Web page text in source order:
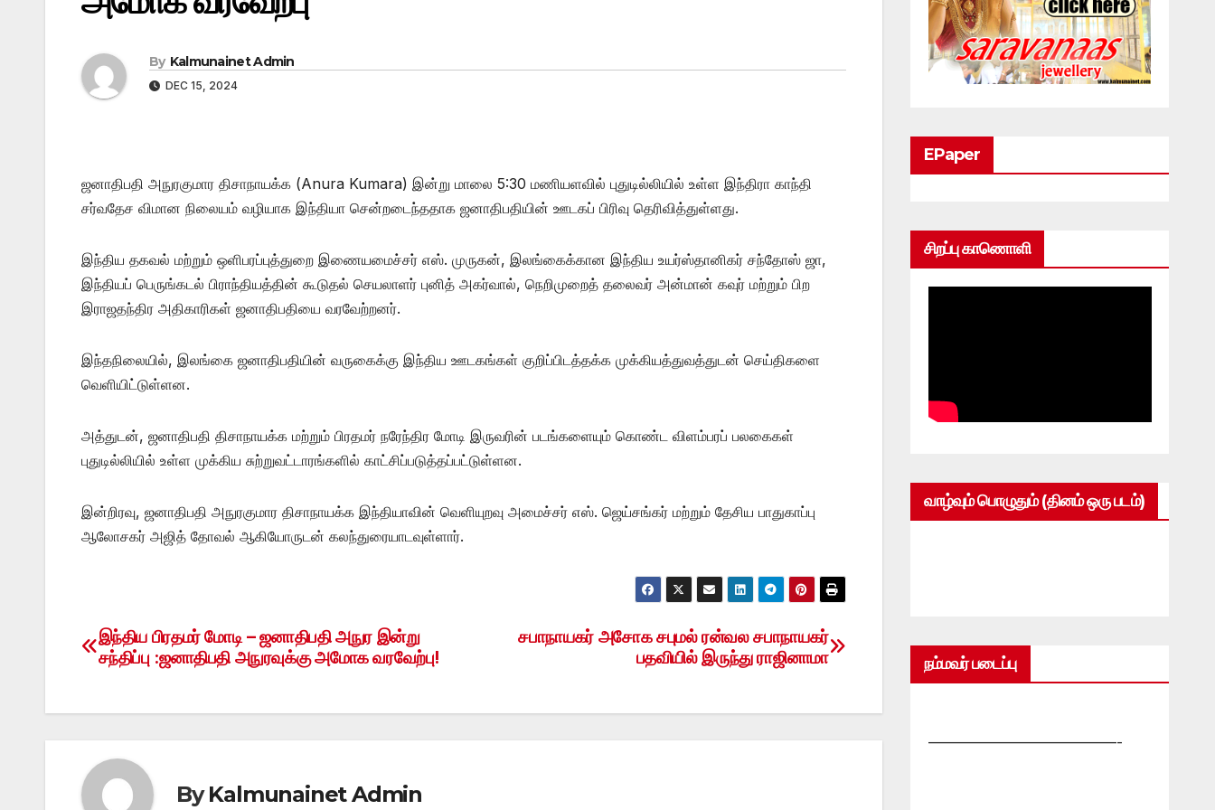
By Kalmunainet Admin
DEC 15, 2024
ஜனாதிபதி அநுரகுமார திசாநாயக்க (Anura Kumara) இன்று மாலை 5:30 மணியளவில் புதுடில்லியில் உள்ள இந்திரா காந்தி
சர்வதேச விமான நிலையம் வழியாக இந்தியா சென்றடைந்ததாக ஜனாதிபதியின் ஊடகப் பிரிவு தெரிவித்துள்ளது.
இந்திய தகவல் மற்றும் ஒளிபரப்புத்துறை இணையமைச்சர் எஸ். முருகன், இலங்கைக்கான இந்திய உயர்ஸ்தானிகர் சந்தோஸ் ஜா,
இந்தியப் பெருங்கடல் பிராந்தியத்தின் கூடுதல் செயலாளர் புனித் அகர்வால், நெறிமுறைத் தலைவர் அன்மான் கவுர் மற்றும் பிற
இராஜதந்திர அதிகாரிகள் ஜனாதிபதியை வரவேற்றனர்.
இந்தநிலையில், இலங்கை ஜனாதிபதியின் வருகைக்கு இந்திய ஊடகங்கள் குறிப்பிடத்தக்க முக்கியத்துவத்துடன் செய்திகளை
வெளியிட்டுள்ளன.
அத்துடன், ஜனாதிபதி திசாநாயக்க மற்றும் பிரதமர் நரேந்திர மோடி இருவரின் படங்களையும் கொண்ட விளம்பரப் பலகைகள்
புதுடில்லியில் உள்ள முக்கிய சுற்றுவட்டாரங்களில் காட்சிப்படுத்தப்பட்டுள்ளன.
இன்றிரவு, ஜனாதிபதி அநுரகுமார திசாநாயக்க இந்தியாவின் வெளியுறவு அமைச்சர் எஸ். ஜெய்சங்கர் மற்றும் தேசிய பாதுகாப்பு
ஆலோசகர் அஜித் தோவல் ஆகியோருடன் கலந்துரையாடவுள்ளார்.
Post
navigation
சபாநாயகர் அசோக சபுமல் ரன்வல சபாநாயகர்
பதவியில் இருந்து ராஜினாமா
இந்திய பிரதமர் மோடி – ஜனாதிபதி அநுர இன்று
சந்திப்பு :ஜனாதிபதி அநுரவுக்கு அமோக வரவேற்பு!
ByKalmunainet Admin
EPaper
சிறப்பு காணொளி
வாழ்வும் பொழுதும் (தினம் ஒரு படம்)
நம்மவர் படைப்பு
—————————————-